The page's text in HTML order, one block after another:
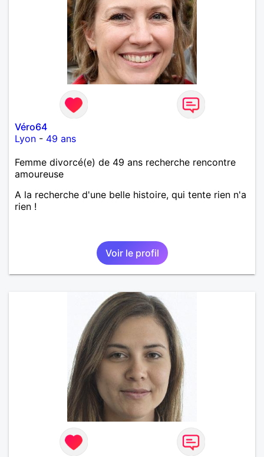
Véro64
Lyon - 49 ans
Femme divorcé(e) de 49 ans recherche rencontre
amoureuse
A la recherche d'une belle histoire, qui tente rien n'a
rien !
Voir le profil